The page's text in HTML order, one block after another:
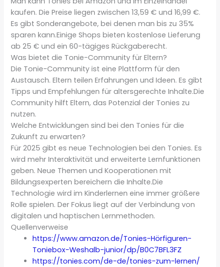
kaufen. Die Preise liegen zwischen 13,59 € und 16,99 €.
Es gibt Sonderangebote, bei denen man bis zu 35%
sparen kann.Einige Shops bieten kostenlose Lieferung
ab 25 € und ein 60-tägiges Rückgaberecht.
Was bietet die Tonie-Community für Eltern?
Die Tonie-Community ist eine Plattform für den
Austausch. Eltern teilen Erfahrungen und Ideen. Es gibt
Tipps und Empfehlungen für altersgerechte Inhalte.Die
Community hilft Eltern, das Potenzial der Tonies zu
nutzen.
Welche Entwicklungen sind bei den Tonies für die
Zukunft zu erwarten?
Für 2025 gibt es neue Technologien bei den Tonies. Es
wird mehr Interaktivität und erweiterte Lernfunktionen
geben. Neue Themen und Kooperationen mit
Bildungsexperten bereichern die Inhalte.Die
Technologie wird im Kinderlernen eine immer größere
Rolle spielen. Der Fokus liegt auf der Verbindung von
digitalen und haptischen Lernmethoden.
Quellenverweise
https://www.amazon.de/Tonies-Hörfiguren-
Toniebox-Weshalb-junior/dp/B0C7BFL3FZ
https://tonies.com/de-de/tonies-zum-lernen/